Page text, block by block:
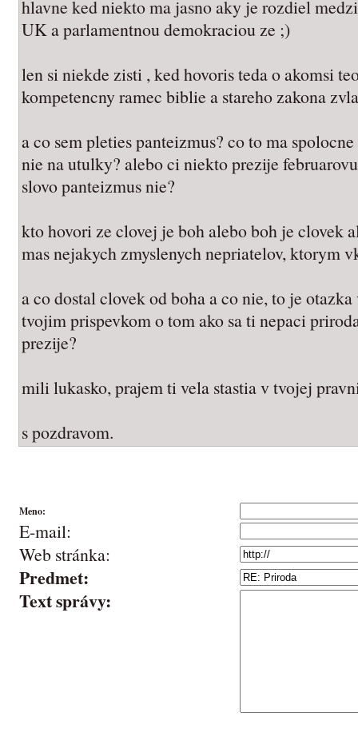
hlavne ked niekto ma jasno aky je rozdiel
UK a parlamentnou demokraciou ze ;)
len si niekde zisti , ked hovoris teda o akomsi
kompetencny ramec biblie a stareho zakona
a co sem pleties panteizmus? co to ma
nie na utulky? alebo ci niekto prezije
slovo panteizmus nie?
kto hovori ze clovej je boh alebo boh je clovek
mas nejakych zmyslenych nepriatelov, ktorym
a co dostal clovek od boha a co nie, to je
tvojim prispevkom o tom ako sa ti nepaci
prezije?
mili lukasko, prajem ti vela stastia v tvojej
s pozdravom.
Meno:
E-mail:
Web stránka:
Predmet:
Text správy: